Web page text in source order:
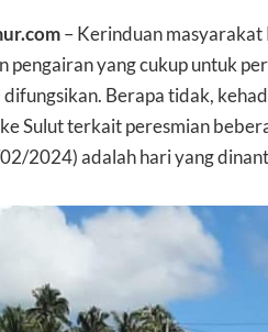
– Kerinduan
pengairan yang cukup untuk
Berapa tidak,
Sulut terkait peresmian
2024) adalah hari yang